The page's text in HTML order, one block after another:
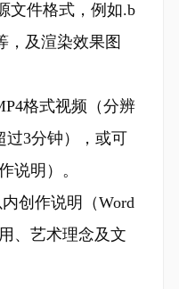
文件格式，例如.b
，及渲染效果图
格式视频（分辨
过3分钟），或可
说明）。
创作说明（Word
、艺术理念及文